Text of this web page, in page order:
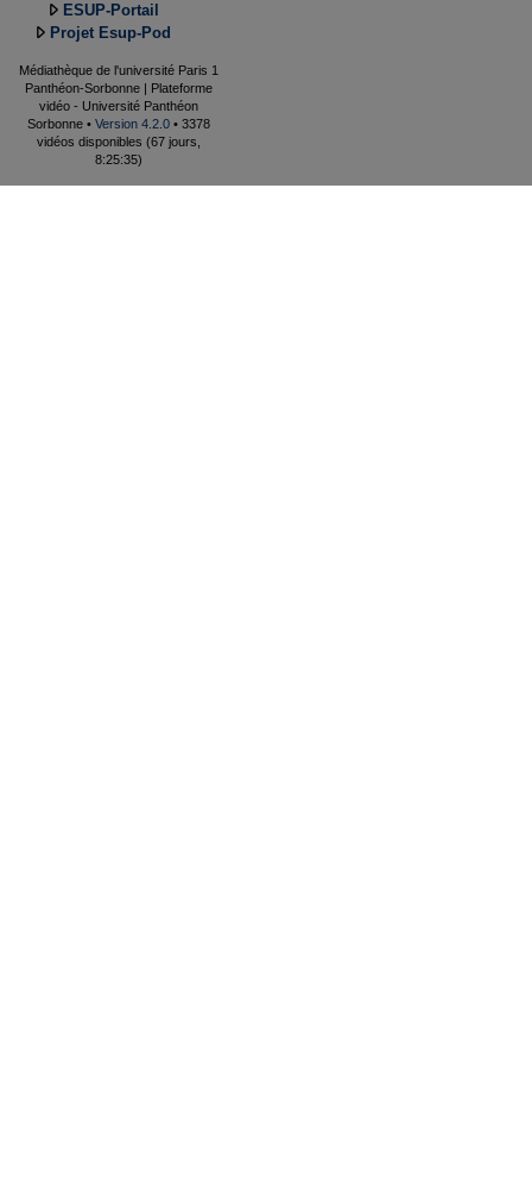
ESUP-Portail
Projet Esup-Pod
Médiathèque de l'université Paris 1
Panthéon-Sorbonne | Plateforme
vidéo - Université Panthéon
Sorbonne • Version 4.2.0 • 3378
vidéos disponibles (67 jours,
8:25:35)